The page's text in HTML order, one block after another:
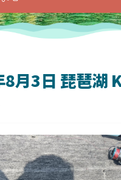
月3日 琵琶湖